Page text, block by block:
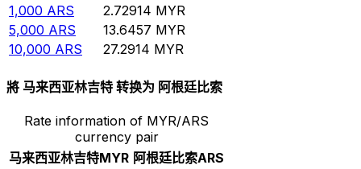
1,000 ARS 2.72914 MYR
5,000 ARS 13.6457 MYR
10,000 ARS 27.2914 MYR
將 马来西亚林吉特 转换为 阿根廷比索
Rate information of MYR/ARS
currency pair
马来西亚林吉特MYR 阿根廷比索ARS